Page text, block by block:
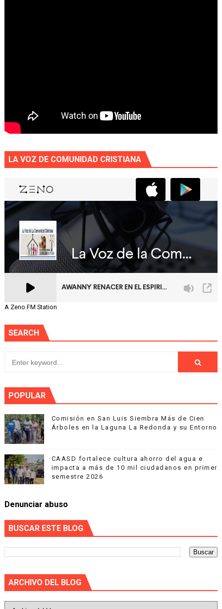
LA VOZ DE COMUNIDAD CRISTIANA
A Zeno.FM Station
SEARCH
POPULAR
Comisión en San Luis Siembra Más de Cien
Árboles en la Laguna La Redonda y su Entorno
CAASD fortalece cultura ahorro del agua e
impacta a más de 10 mil ciudadanos en primer
semestre 2026
Denunciar abuso
BUSCAR ESTE BLOG
ARCHIVO DEL BLOG